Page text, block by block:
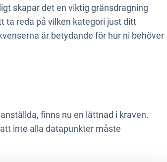
skapar det en viktig gränsdragning
ta reda på vilken kategori just ditt
är betydande för hur ni behöver
finns nu en lättnad i kraven.
inte alla datapunkter måste